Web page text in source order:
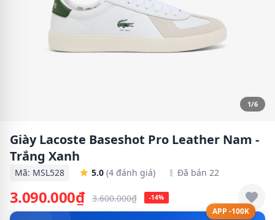
1/6
Giày Lacoste Baseshot Pro Leather Nam -
Trắng Xanh
Mã: MSL528 5.0 (4 đánh giá) Đã bán 22
3.090.000₫ 3.600.000₫ -14%
APP -100K